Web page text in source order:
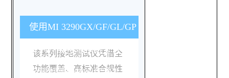
使用MI 3290GX/GF/GL/GP
系列开展接地系统全性能
检测有哪些核心优势？
该系列接地测试仪凭借全
功能覆盖、高标准合规性